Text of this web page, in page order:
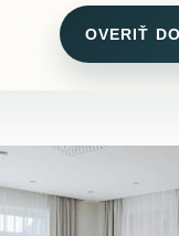
OVERIŤ